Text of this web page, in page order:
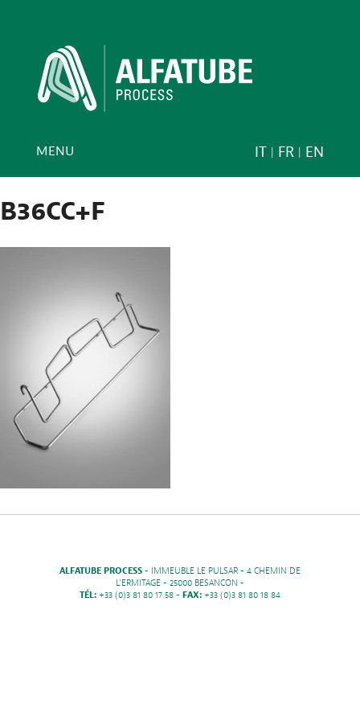
IT FR EN
MENU
B36CC+F
ALFATUBE PROCESS - IMMEUBLE LE PULSAR - 4 CHEMIN DE
L'ERMITAGE - 25000 BESANCON -
TÉL: +33 (0)3 81 80 17 58 - FAX: +33 (0)3 81 80 18 84